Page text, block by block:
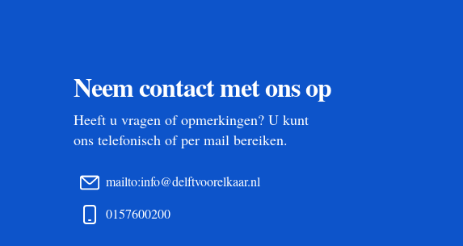
Neem contact met ons op
Heeft u vragen of opmerkingen? U kunt
ons telefonisch of per mail bereiken.
mailto:info@delftvoorelkaar.nl
0157600200